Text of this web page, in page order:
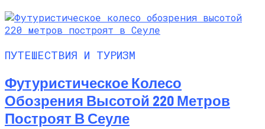
ПУТЕШЕСТВИЯ И ТУРИЗМ
Футуристическое Колесо
Обозрения Высотой 220 Метров
Построят В Сеуле